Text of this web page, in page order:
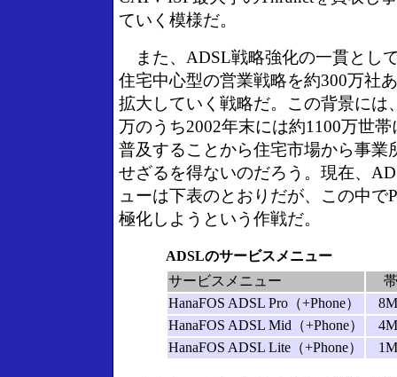
ていく模様だ。
また、ADSL戦略強化の一貫とし
住宅中心型の営業戦略を約300万社
拡大していく戦略だ。この背景には
万のうち2002年末には約1100万世
普及することから住宅市場から事業
せざるを得ないのだろう。現在、
ューは下表のとおりだが、この中で
極化しようという作戦だ。
ADSLのサービスメニュー
サービスメニュー
HanaFOS ADSL Pro（+Phone）
HanaFOS ADSL Mid（+Phone）
HanaFOS ADSL Lite（+Phone）